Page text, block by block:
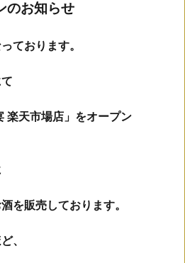
のお知らせ
ております。
楽天市場店」をオープン
を販売しております。
、